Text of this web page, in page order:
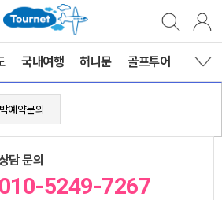
국내여행 허니문 골프투어 MVG
예약문의
담 문의
010-5249-7267